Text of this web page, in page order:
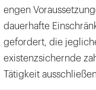
engen
dauerhafte
gefordert, die
existenzsichernde
Tätigkeit